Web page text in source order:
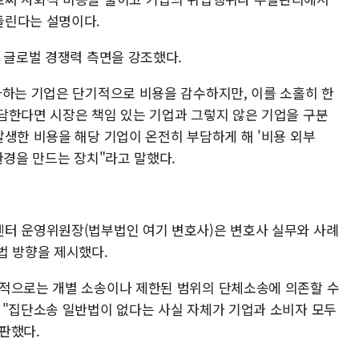
다는 설명이다.
로벌 경쟁력 측면을 강조했다.
는 기업은 단기적으로 비용을 감수하지만, 이를 소홀히 한
다면 시장은 책임 있는 기업과 그렇지 않은 기업을 구분
한 비용을 해당 기업이 온전히 부담하게 해 '비용 외부
을 만드는 장치"라고 말했다.
운영위원장(법부법인 여기 변호사)은 변호사 실무와 사례
방향을 제시했다.
으로는 개별 소송이나 제한된 범위의 단체소송에 의존할 수
단소송 일반법이 없다는 사실 자체가 기업과 소비자 모두
했다.